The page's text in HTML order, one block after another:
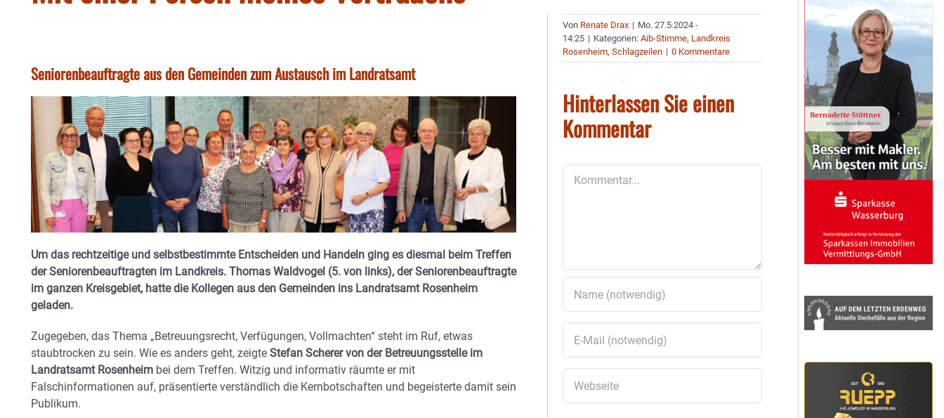
Seniorenbeauftragte aus den Gemeinden zum Austausch im Landratsamt
Um das rechtzeitige und selbstbestimmte Entscheiden und Handeln ging es diesmal beim Treffen
der Seniorenbeauftragten im Landkreis. Thomas Waldvogel (5. von links), der Seniorenbeauftragte
im ganzen Kreisgebiet, hatte die Kollegen aus den Gemeinden ins Landratsamt Rosenheim
geladen.
Zugegeben, das Thema „Betreuungsrecht, Verfügungen, Vollmachten“ steht im Ruf, etwas
staubtrocken zu sein. Wie es anders geht, zeigte Stefan Scherer von der Betreuungsstelle im
Landratsamt Rosenheim bei dem Treffen. Witzig und informativ räumte er mit
Falschinformationen auf, präsentierte verständlich die Kernbotschaften und begeisterte damit sein
Publikum.
Von Renate Drax | Mo. 27.5.2024 -
14:25 | Kategorien:Aib-Stimme, Landkreis
Rosenheim,Schlagzeilen | 0 Kommentare
Hinterlassen Sie einen
Kommentar